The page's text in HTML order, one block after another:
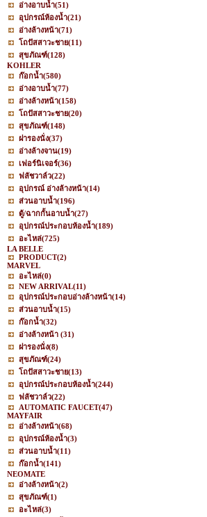
อ่างอาบน้ำ(51)
อุปกรณ์ห้องน้ำ(21)
อ่างล้างหน้า(71)
โถปัสสาวะชาย(11)
สุขภัณฑ์(128)
KOHLER
ก๊อกน้ำ(580)
อ่างอาบน้ำ(77)
อ่างล้างหน้า(158)
โถปัสสาวะชาย(20)
สุขภัณฑ์(148)
ฝารองนั่ง(37)
อ่างล้างจาน(19)
เฟอร์นิเจอร์(36)
ฟลัชวาล์ว(22)
อุปกรณ์ อ่างล้างหน้า(14)
ส่วนอาบน้ำ(196)
ตู้/ฉากกั้นอาบน้ำ(27)
อุปกรณ์ประกอบห้องน้ำ(189)
อะไหล่(725)
LA BELLE
PRODUCT(2)
MARVEL
อะไหล่(0)
NEW ARRIVAL(11)
อุปกรณ์ประกอบอ่างล้างหน้า(14)
ส่วนอาบน้ำ(15)
ก๊อกน้ำ(32)
อ่างล้างหน้า (31)
ฝารองนั่ง(8)
สุขภัณฑ์(24)
โถปัสสาวะชาย(13)
อุปกรณ์ประกอบห้องน้ำ(244)
ฟลัชวาล์ว(22)
AUTOMATIC FAUCET(47)
MAYFAIR
อ่างล้างหน้า(68)
อุปกรณ์ห้องน้ำ(3)
ส่วนอาบน้ำ(11)
ก๊อกน้ำ(141)
NEOMATE
อ่างล้างหน้า(2)
สุขภัณฑ์(1)
อะไหล่(3)